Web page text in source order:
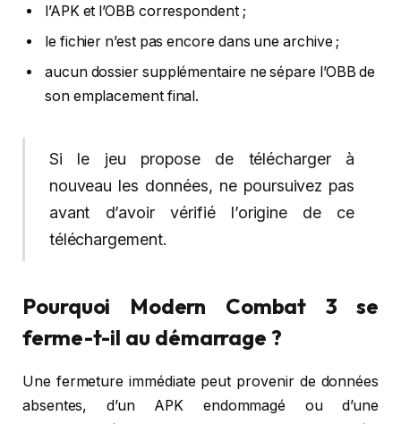
l’APK et l’OBB correspondent ;
le fichier n’est pas encore dans une archive ;
aucun dossier supplémentaire ne sépare l’OBB de
son emplacement final.
Si le jeu propose de télécharger à
nouveau les données, ne poursuivez pas
avant d’avoir vérifié l’origine de ce
téléchargement.
Pourquoi Modern Combat 3 se
ferme-t-il au démarrage ?
Une fermeture immédiate peut provenir de données
absentes, d’un APK endommagé ou d’une